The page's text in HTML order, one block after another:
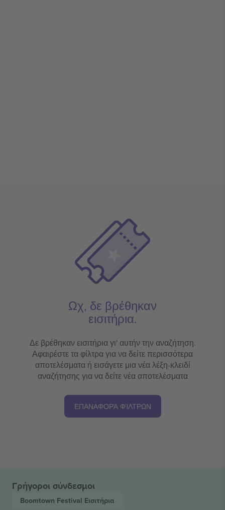
Ωχ, δε βρέθηκαν
εισιτήρια.
Δε βρέθηκαν εισιτήρια γι' αυτήν την αναζήτηση.
Αφαιρέστε τα φίλτρα για να δείτε περισσότερα
αποτελέσματα ή εισάγετε μια νέα λέξη-κλειδί
αναζήτησης για να δείτε νέα αποτελέσματα
ΕΠΑΝΑΦΟΡΆ ΦΊΛΤΡΩΝ
Γρήγοροι σύνδεσμοι
Boomtown Festival Εισιτήρια